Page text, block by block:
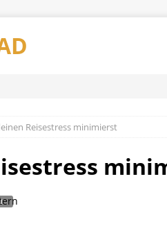
Reisestress minimierst